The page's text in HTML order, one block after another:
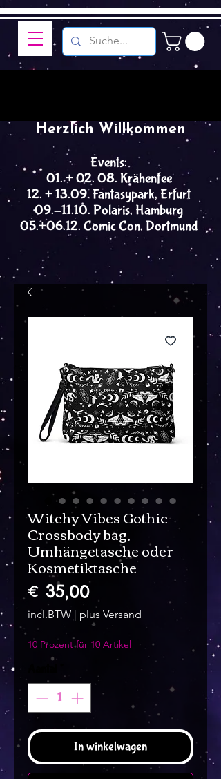
Events:
01. + 02. 08. Krähenfee
12. + 13.09. Fantasypark, Erfurt
09.-11.10. Polaris, Hamburg
05.+06.12. Comic Con, Dortmund
Herzlich Willkommen
Witchy Vibes Gothic
Crossbody bag,
Umhängetasche oder
Kosmetiktasche
€ 35,00Prijs
incl.BTW | plus Versand
10 Prozent für 10 Artikel
In winkelwagen